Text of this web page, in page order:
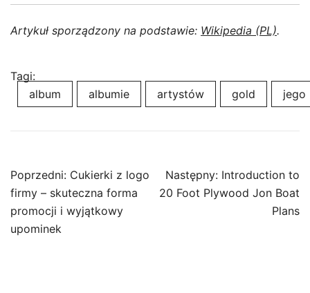
Artykuł sporządzony na podstawie: Wikipedia (PL).
Tagi:
album
albumie artystów gold jego
Nawigacja
wpisu
Poprzedni: Cukierki z logo
firmy – skuteczna forma
promocji i wyjątkowy
upominek
Następny: Introduction to
20 Foot Plywood Jon Boat
Plans